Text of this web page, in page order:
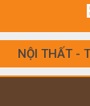
NỘI THẤT -